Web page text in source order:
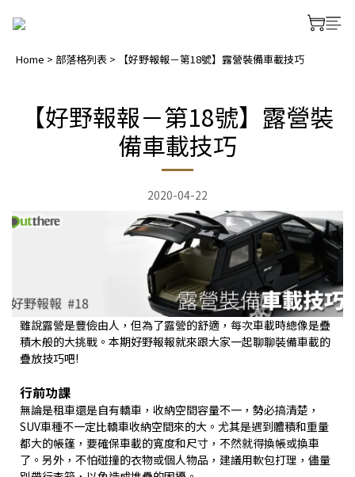
Home > 部落格列表 > 【好野報報－第18號】露營裝備車載技巧
【好野報報－第18號】露營裝
備車載技巧
2020-04-22
雖說露營是豐儉由人，但為了露營的舒適，每次車載時總像是疊
積木般的大挑戰。本期好野報報就來跟大家一起聊聊裝備車載的
疊放技巧吧!
行前功課
無論是租車還是自有轎車，收納空間容量不一，勢必搞清楚，
SUV車種不一定比轎車收納空間來的大。尤其是遇到體積和重量
都大的帳篷，要確保車載的寬度和尺寸，不然就得換帳或換車
了。另外，不怕碰撞的衣物或個人物品，建議用軟包打理，儘量